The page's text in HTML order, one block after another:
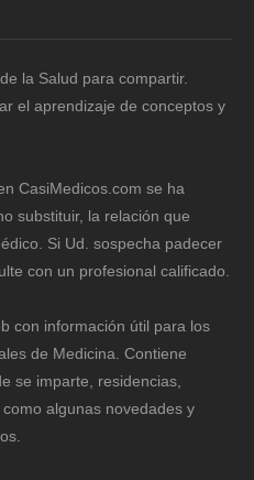
la Salud para compartir.
el aprendizaje de conceptos y
CasiMedicos.com se ha
substituir, la relación que
Si Ud. sospecha padecer
con un profesional calificado.
con información útil para los
de Medicina. Contiene
se imparte, residencias,
algunas novedades y